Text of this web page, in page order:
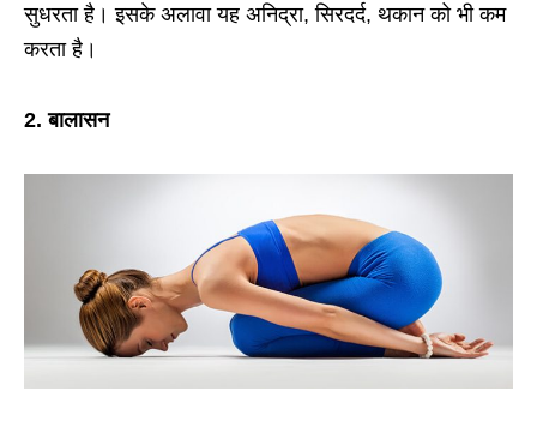
सुधरता है। इसके अलावा यह अनिद्रा, सिरदर्द, थकान को भी कम
करता है।
2. बालासन